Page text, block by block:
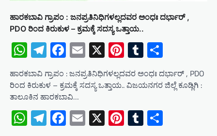
ಹಾರಕಬಾವಿ ಗ್ರಾಪಂ : ಜನಪ್ರತಿನಿಧಿಗಳಲ್ಲದವರ ಅಂಧಃ ದರ್ಭಾರ್ ,
PDO ರಿಂದ ಕಿರುಕುಳ – ಕ್ರಮಕ್ಕೆ ಸದಸ್ಯ ಒತ್ತಾಯ..
WhatsApp
Telegram
Facebook
Email
X Pinterest
Tumblr
ಹಾರಕಬಾವಿ ಗ್ರಾಪಂ : ಜನಪ್ರತಿನಿಧಿಗಳಲ್ಲದವರ ಅಂಧಃ ದರ್ಭಾರ್ , PDO
ರಿಂದ ಕಿರುಕುಳ – ಕ್ರಮಕ್ಕೆ ಸದಸ್ಯ ಒತ್ತಾಯ.. ವಿಜಯನಗರ ಜಿಲ್ಲೆ ಕೂಡ್ಲಿಗಿ :
ತಾಲೂಕಿನ ಹಾರಕಬಾವಿ…
WhatsApp
Telegram
Facebook
Email
X Pinterest
Tumblr